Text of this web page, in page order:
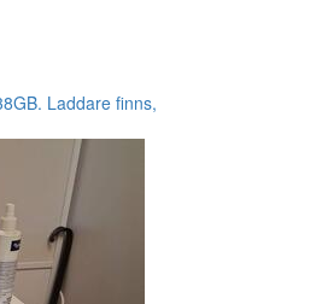
Laddare finns,